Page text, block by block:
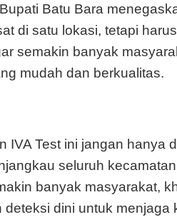
Batu Bara
di satu lokasi, tetapi
semakin banyak
mudah dan berkualitas.
IVA Test ini jangan hanya
seluruh
banyak masyarakat,
dini untuk menjaga